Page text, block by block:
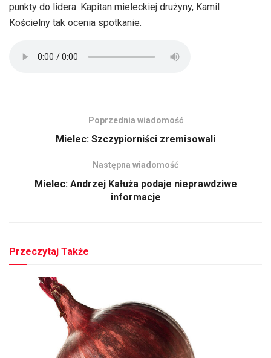
punkty do lidera. Kapitan mieleckiej drużyny, Kamil
Kościelny tak ocenia spotkanie.
Poprzednia wiadomość
Mielec: Szczypiorniści zremisowali
Następna wiadomość
Mielec: Andrzej Kałuża podaje nieprawdziwe
informacje
Przeczytaj Także